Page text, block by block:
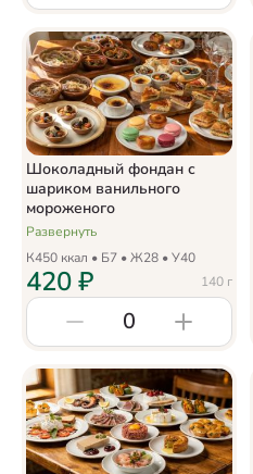
Шоколадный фондан с
шариком ванильного
мороженого
Развернуть
К450 ккал • Б7 • Ж28 • У40
140 г
420₽
0